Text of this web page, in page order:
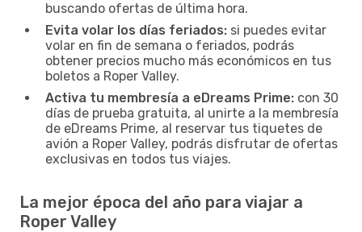
buscando ofertas de última hora.
Evita volar los días feriados: si puedes evitar
volar en fin de semana o feriados, podrás
obtener precios mucho más económicos en tus
boletos a Roper Valley.
Activa tu membresía a eDreams Prime: con 30
días de prueba gratuita, al unirte a la membresía
de eDreams Prime, al reservar tus tiquetes de
avión a Roper Valley, podrás disfrutar de ofertas
exclusivas en todos tus viajes.
La mejor época del año para viajar a
Roper Valley